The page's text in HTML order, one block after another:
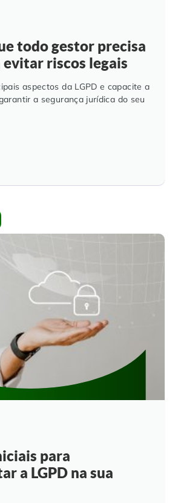
todo gestor precisa
evitar riscos legais
aspectos da LGPD e capacite a
a segurança jurídica do seu
para
a LGPD na sua